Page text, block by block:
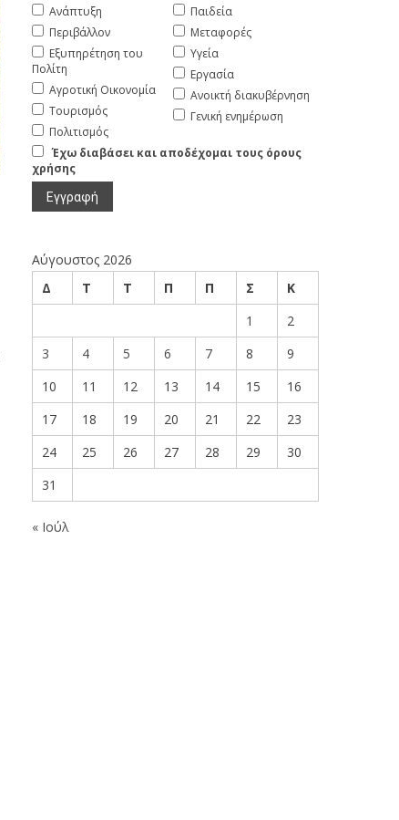
Ανάπτυξη
Περιβάλλον
Εξυπηρέτηση του
Πολίτη
Αγροτική Οικονομία
Τουρισμός
Πολιτισμός
Παιδεία
Μεταφορές
Υγεία
Εργασία
Ανοικτή διακυβέρνηση
Γενική ενημέρωση
Έχω διαβάσει και αποδέχομαι τους όρους
χρήσης
Αύγουστος 2026
Δ
Τ Τ Π Π Σ
Κ
1
2
3
4 5 6 7 8
9
10
11 12 13 14 15
16
17
18 19 20 21 22
23
24
25 26 27 28 29
30
31
« Ιούλ